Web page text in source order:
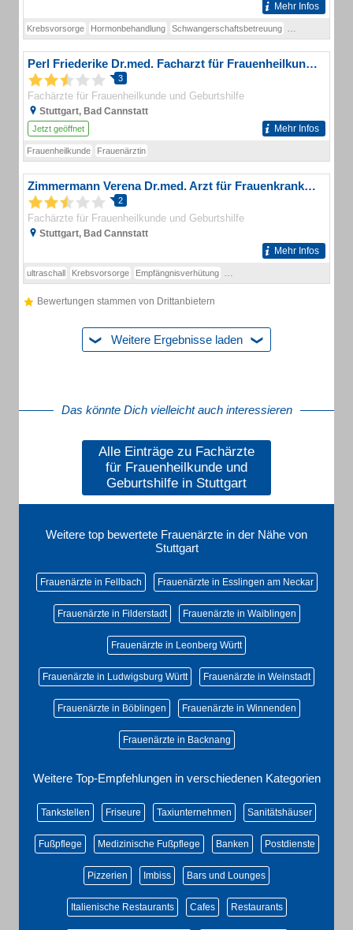
Mehr Infos
Krebsvorsorge Hormonbehandlung Schwangerschaftsbetreuung
Perl Friederike Dr.med. Facharzt für Frauenheilkunde und Geburtshilfe
3
Fachärzte für Frauenheilkunde und Geburtshilfe
Stuttgart, Bad Cannstatt
Jetzt geöffnet Mehr Infos
Frauenheilkunde Frauenärztin
Zimmermann Verena Dr.med. Arzt für Frauenkrankheiten und Geburtshilfe
2
Fachärzte für Frauenheilkunde und Geburtshilfe
Stuttgart, Bad Cannstatt
Mehr Infos
ultraschall Krebsvorsorge Empfängnisverhütung
Bewertungen stammen von Drittanbietern
Weitere Ergebnisse laden
Das könnte Dich vielleicht auch interessieren
Alle Einträge zu Fachärzte
für Frauenheilkunde und
Geburtshilfe in Stuttgart
Weitere top bewertete Frauenärzte in der Nähe von
Stuttgart
Frauenärzte in Fellbach Frauenärzte in Esslingen am Neckar
Frauenärzte in Filderstadt Frauenärzte in Waiblingen
Frauenärzte in Leonberg Württ
Frauenärzte in Ludwigsburg Württ Frauenärzte in Weinstadt
Frauenärzte in Böblingen Frauenärzte in Winnenden
Frauenärzte in Backnang
Weitere Top-Empfehlungen in verschiedenen Kategorien
Tankstellen Friseure Taxiunternehmen Sanitätshäuser
Fußpflege Medizinische Fußpflege Banken Postdienste
Pizzerien Imbiss Bars und Lounges
Italienische Restaurants Cafes Restaurants